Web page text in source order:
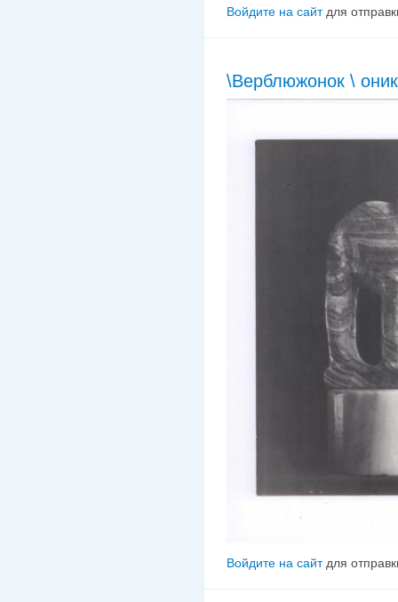
Войдите на сайтдля
\Верблюжонок \
Войдите на сайтдля